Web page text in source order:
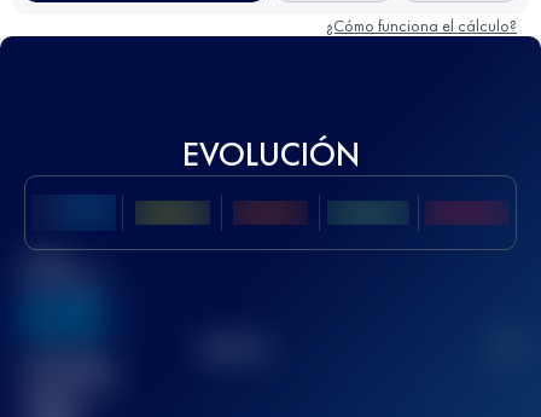
¿Cómo funciona el cálculo?
EVOLUCIÓN